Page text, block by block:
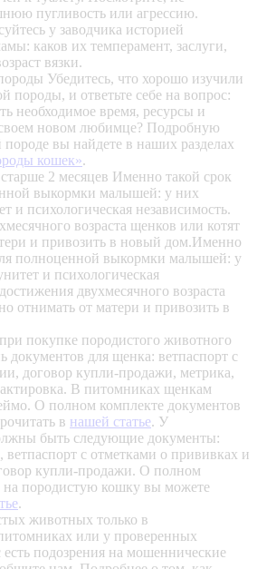
пугливость или агрессию.
у заводчика историей
каков их темперамент, заслуги,
вязки.
Убедитесь, что хорошо изучили
породы, и ответьте себе на вопрос:
необходимое время, ресурсы и
новом любимце? Подробную
вы найдете в наших разделах
кошек».
2 месяцев Именно такой срок
выкормки малышей: у них
и психологическая независимость.
возраста щенков или котят
и привозить в новый дом.Именно
полноценной выкормки малышей: у
и психологическая
двухмесячного возраста
отнимать от матери и привозить в
покупке породистого животного
документов для щенка: ветпаспорт с
договор купли-продажи, метрика,
актировка. В питомниках щенкам
О полном комплекте документов
в нашей статье. У
быть следующие документы:
ветпаспорт с отметками о прививках и
купли-продажи. О полном
на породистую кошку вы можете
.
животных только в
или у проверенных
есть подозрения на мошеннические